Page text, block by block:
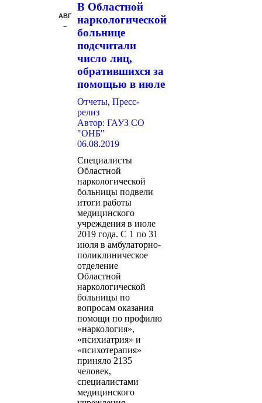
АВГ
6
В Областной
наркологической
больнице
подсчитали
число лиц,
обратившихся за
помощью в июле
Отчеты, Пресс-
релиз
Автор: ГАУЗ СО
"ОНБ"
06.08.2019
Специалисты
Областной
наркологической
больницы подвели
итоги работы
медицинского
учреждения в июле
2019 года. С 1 по 31
июля в амбулаторно-
поликлиническое
отделение
Областной
наркологической
больницы по
вопросам оказания
помощи по профилю
«наркология»,
«психиатрия» и
«психотерапия»
приняло 2135
человек,
специалистами
медицинского